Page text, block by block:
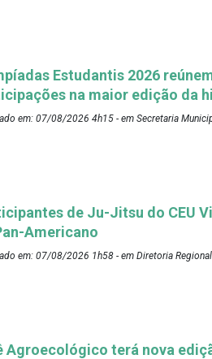
Estudantis 2026
na maior edição da
em: 07/08/2026 4h15 - em Secretaria
de Ju-Jitsu do CEU
Americano
em: 07/08/2026 1h58 - em Diretoria
Agroecológico terá nova